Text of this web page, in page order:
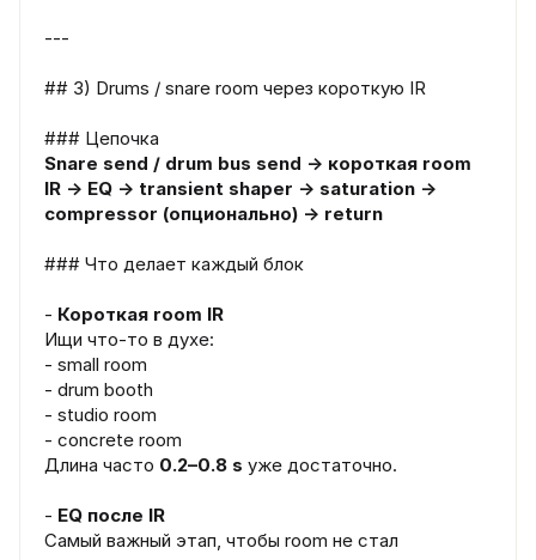
---
## 3) Drums / snare room через короткую IR
### Цепочка
Snare send / drum bus send → короткая room
IR → EQ → transient shaper → saturation →
compressor (опционально) → return
### Что делает каждый блок
- Короткая room IR
Ищи что-то в духе:
- small room
- drum booth
- studio room
- concrete room
Длина часто 0.2–0.8 s уже достаточно.
- EQ после IR
Самый важный этап, чтобы room не стал